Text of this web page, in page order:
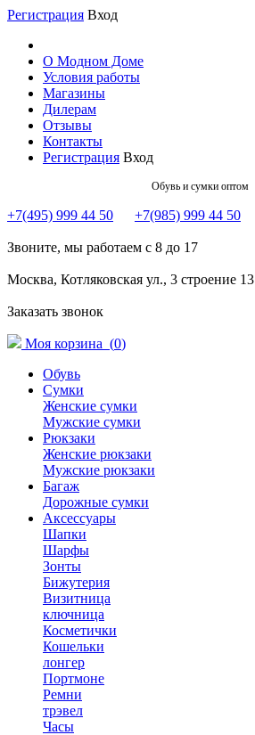
Регистрация Вход
О Модном Доме
Условия работы
Магазины
Дилерам
Отзывы
Контакты
Регистрация Вход
Обувь и сумки оптом
+7(495) 999 44 50 +7(985) 999 44 50
Звоните, мы работаем с 8 до 17
Москва, Котляковская ул., 3 строение 13
Заказать звонок
Моя корзина (0)
Обувь
Сумки
Женские сумки
Мужские сумки
Рюкзаки
Женские рюкзаки
Мужские рюкзаки
Багаж
Дорожные сумки
Аксессуары
Шапки
Шарфы
Зонты
Бижутерия
Визитница
ключница
Косметички
Кошельки
лонгер
Портмоне
Ремни
трэвел
Часы